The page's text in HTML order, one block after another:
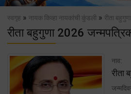
स्वगृह » नायक किव्हा नायकांची कुंडली » रीता
रीता बहुगुणा 2026
नाव:
रीता